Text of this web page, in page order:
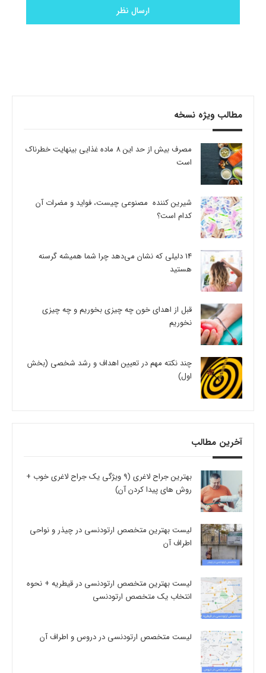
مطالب ویژه نسخه
مصرف بیش از حد این 8 ماده غذایی بینهایت خطرناک
است
شیرین کننده مصنوعی چیست، فواید و مضرات آن
کدام است؟
14 دلیلی که نشان می‌دهد چرا شما همیشه گرسنه
هستید
قبل از اهدای خون چه چیزی بخوریم و چه چیزی
نخوریم
چند نکته مهم در تعیین اهداف و رشد شخصی (بخش
اول)
آخرین مطالب
بهترین جراح لاغری (9 ویژگی یک جراح لاغری خوب +
روش های پیدا کردن آن)
لیست بهترین متخصص ارتودنسی در چیذر و نواحی
اطراف آن
لیست بهترین متخصص ارتودنسی در قیطریه + نحوه
انتخاب یک متخصص ارتودنسی
لیست متخصص ارتودنسی در دروس و اطراف آن